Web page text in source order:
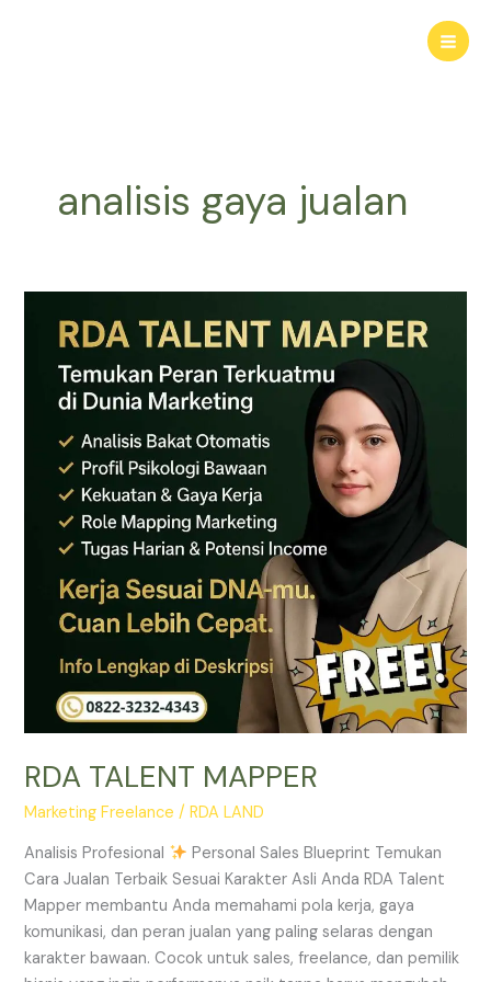
analisis gaya jualan
RDA TALENT MAPPER
Marketing Freelance /RDA LAND
Analisis Profesional
Personal Sales Blueprint Temukan
Cara Jualan Terbaik Sesuai Karakter Asli Anda RDA Talent
Mapper membantu Anda memahami pola kerja, gaya
komunikasi, dan peran jualan yang paling selaras dengan
karakter bawaan. Cocok untuk sales, freelance, dan pemilik
TALENT